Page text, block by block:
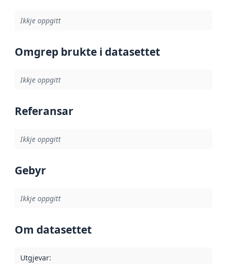
Ikkje oppgitt
Omgrep brukte i datasettet
Ikkje oppgitt
Referansar
Ikkje oppgitt
Gebyr
Ikkje oppgitt
Om datasettet
Utgjevar: